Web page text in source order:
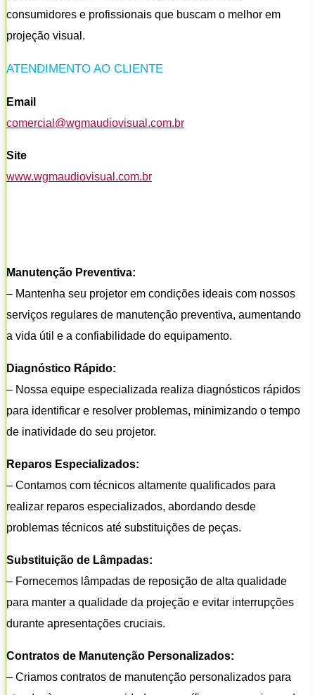
consumidores e profissionais que buscam o melhor em
projeção visual.
ATENDIMENTO AO CLIENTE
Email
comercial@wgmaudiovisual.com.br
Site
www.wgmaudiovisual.com.br
Manutenção Preventiva:
– Mantenha seu projetor em condições ideais com nossos
serviços regulares de manutenção preventiva, aumentando
a vida útil e a confiabilidade do equipamento.
Diagnóstico Rápido:
– Nossa equipe especializada realiza diagnósticos rápidos
para identificar e resolver problemas, minimizando o tempo
de inatividade do seu projetor.
Reparos Especializados:
– Contamos com técnicos altamente qualificados para
realizar reparos especializados, abordando desde
problemas técnicos até substituições de peças.
Substituição de Lâmpadas:
– Fornecemos lâmpadas de reposição de alta qualidade
para manter a qualidade da projeção e evitar interrupções
durante apresentações cruciais.
Contratos de Manutenção Personalizados:
– Criamos contratos de manutenção personalizados para